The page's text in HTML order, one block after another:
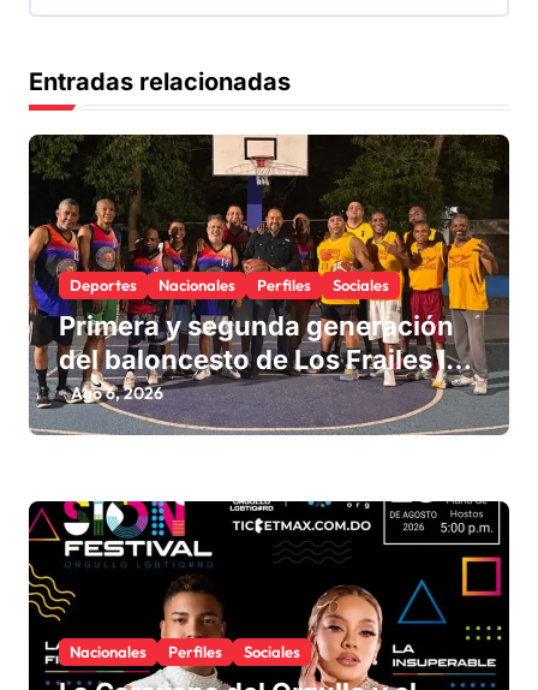
n
e
e
n
t
r
a
d
a
s
Entradas relacionadas
Deportes Nacionales Perfiles Sociales
Primera y segunda generación
del baloncesto de Los Frailes I
fortalecen la hermandad en
histórico reencuentro
Ago 6, 2026
Nacionales Perfiles Sociales